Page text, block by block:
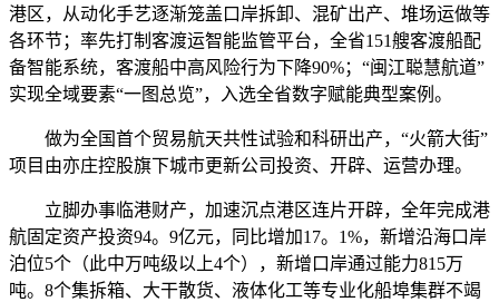
港区，从动化手艺逐渐笼盖口岸拆卸、混矿出产、堆场运做等
各环节；率先打制客渡运智能监管平台，全省151艘客渡船配
备智能系统，客渡船中高风险行为下降90%；“闽江聪慧航道”
实现全域要素“一图总览”，入选全省数字赋能典型案例。
做为全国首个贸易航天共性试验和科研出产，“火箭大街”
项目由亦庄控股旗下城市更新公司投资、开辟、运营办理。
立脚办事临港财产，加速沉点港区连片开辟，全年完成港
航固定资产投资94。9亿元，同比增加17。1%，新增沿海口岸
泊位5个（此中万吨级以上4个），新增口岸通过能力815万
吨。8个集拆箱、大干散货、液体化工等专业化船埠集群不竭